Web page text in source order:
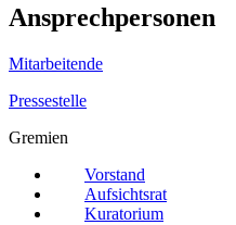
Ansprechpersonen
Mitarbeitende
Pressestelle
Gremien
Vorstand
Aufsichtsrat
Kuratorium